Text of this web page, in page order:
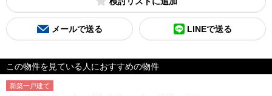
メールで送る LINEで送る
この物件を見ている人におすすめの物件
新築一戸建て